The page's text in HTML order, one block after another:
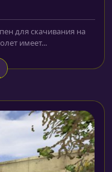
для скачивания на
имеет...